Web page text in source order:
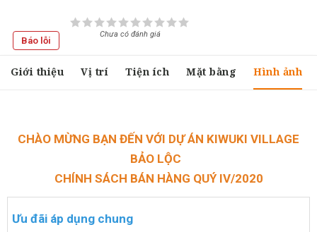
Báo lỗi
Chưa có đánh giá
Giới thiệu Vị trí Tiện ích Mặt bằng Hình ảnh
CHÀO MỪNG BẠN ĐẾN VỚI DỰ ÁN KIWUKI VILLAGE
BẢO LỘC
CHÍNH SÁCH BÁN HÀNG QUÝ IV/2020
Ưu đãi áp dụng chung